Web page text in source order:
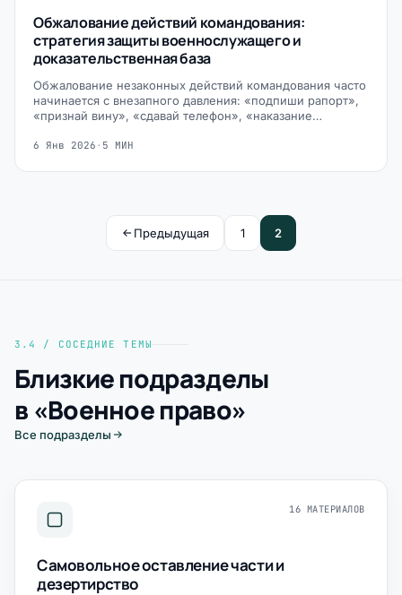
Обжалование действий командования:
стратегия защиты военнослужащего и
доказательственная база
Обжалование незаконных действий командования часто
начинается с внезапного давления: «подпиши рапорт»,
«признай вину», «сдавай телефон», «наказание…
6 Янв 2026 · 5 МИН
Предыдущая 1 2
3.4 / СОСЕДНИЕ ТЕМЫ
Близкие подразделы
в «Военное право»
Все подразделы
16 МАТЕРИАЛОВ
Самовольное оставление части и
дезертирство